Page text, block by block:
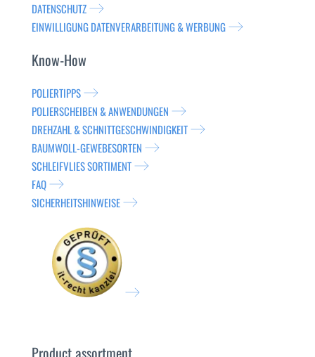
DATENSCHUTZ
EINWILLIGUNG DATENVERARBEITUNG & WERBUNG
Know-How
POLIERTIPPS
POLIERSCHEIBEN & ANWENDUNGEN
DREHZAHL & SCHNITTGESCHWINDIGKEIT
BAUMWOLL-GEWEBESORTEN
SCHLEIFVLIES SORTIMENT
FAQ
SICHERHEITSHINWEISE